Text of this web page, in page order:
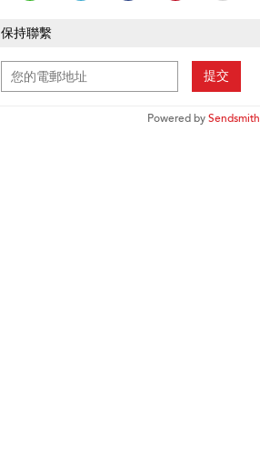
保持聯繫
提交
Powered bySendsmith